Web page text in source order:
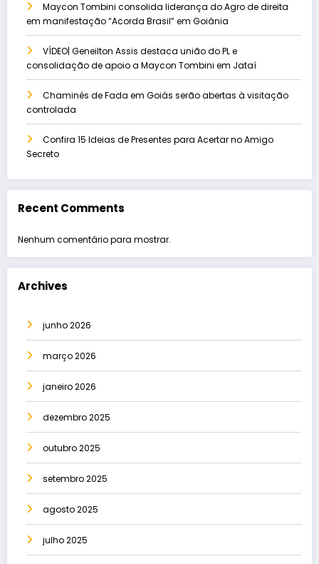
Maycon Tombini consolida liderança do Agro de direita
em manifestação “Acorda Brasil” em Goiânia
VÍDEO| Geneilton Assis destaca união do PL e
consolidação de apoio a Maycon Tombini em Jataí
Chaminés de Fada em Goiás serão abertas à visitação
controlada
Confira 15 Ideias de Presentes para Acertar no Amigo
Secreto
Recent Comments
Nenhum comentário para mostrar.
Archives
junho 2026
março 2026
janeiro 2026
dezembro 2025
outubro 2025
setembro 2025
agosto 2025
julho 2025